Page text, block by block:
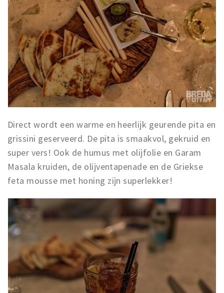
Direct wordt een warme en heerlijk geurende pita en
grissini geserveerd. De pita is smaakvol, gekruid en
super vers! Ook de humus met olijfolie en Garam
Masala kruiden, de olijventapenade en de Griekse
feta mousse met honing zijn superlekker!